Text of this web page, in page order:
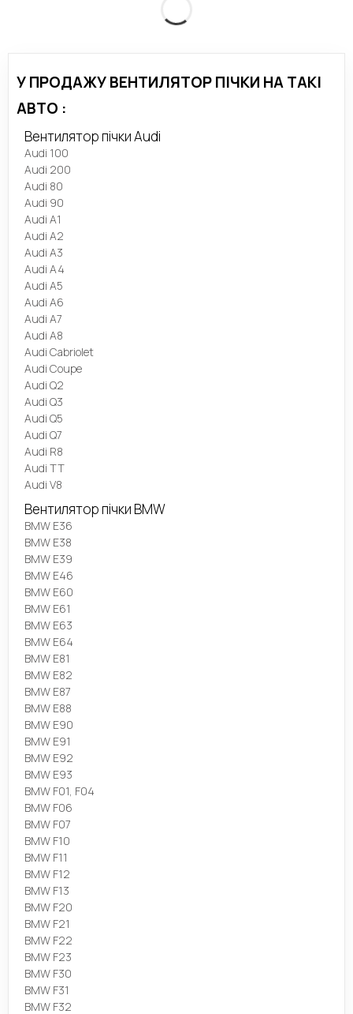
У ПРОДАЖУ ВЕНТИЛЯТОР ПІЧКИ НА ТАКІ
АВТО :
Вентилятор пічки Audi
Audi 100
Audi 200
Audi 80
Audi 90
Audi A1
Audi A2
Audi A3
Audi A4
Audi A5
Audi A6
Audi A7
Audi A8
Audi Cabriolet
Audi Coupe
Audi Q2
Audi Q3
Audi Q5
Audi Q7
Audi R8
Audi TT
Audi V8
Вентилятор пічки BMW
BMW E36
BMW E38
BMW E39
BMW E46
BMW E60
BMW E61
BMW E63
BMW E64
BMW E81
BMW E82
BMW E87
BMW E88
BMW E90
BMW E91
BMW E92
BMW E93
BMW F01, F04
BMW F06
BMW F07
BMW F10
BMW F11
BMW F12
BMW F13
BMW F20
BMW F21
BMW F22
BMW F23
BMW F30
BMW F31
BMW F32